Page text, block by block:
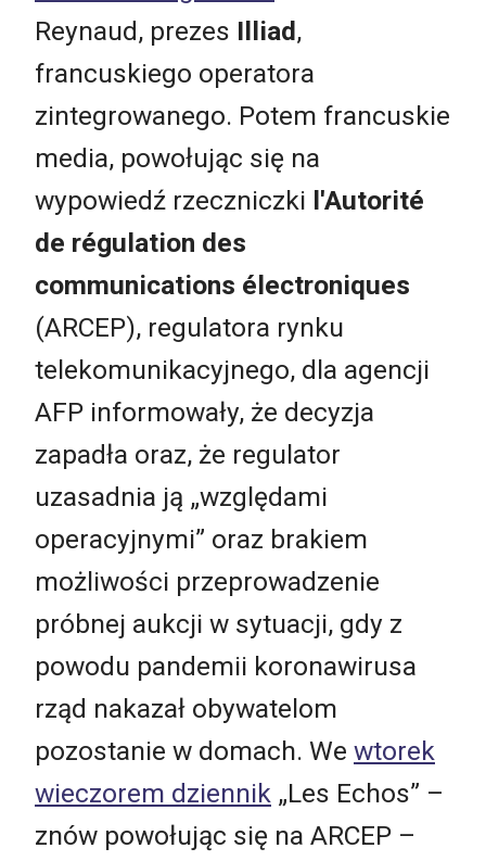
Reynaud, prezes Illiad,
francuskiego operatora
zintegrowanego. Potem francuskie
media, powołując się na
wypowiedź rzeczniczki l'Autorité
de régulation des
communications électroniques
(ARCEP), regulatora rynku
telekomunikacyjnego, dla agencji
AFP informowały, że decyzja
zapadła oraz, że regulator
uzasadnia ją „względami
operacyjnymi” oraz brakiem
możliwości przeprowadzenie
próbnej aukcji w sytuacji, gdy z
powodu pandemii koronawirusa
rząd nakazał obywatelom
pozostanie w domach. We wtorek
wieczorem dziennik „Les Echos” –
znów powołując się na ARCEP –